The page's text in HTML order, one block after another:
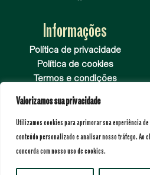
Valorizamos sua privacidade
Utilizamos cookies para aprimorar sua experiência
conteúdo personalizado e analisar nosso tráfego. Ao
concorda com nosso uso de cookies.
Informações
Política de privacidade
Política de cookies
Termos e condições